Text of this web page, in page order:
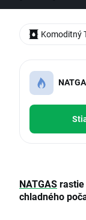
NATGASrastie
chladného
Komoditný